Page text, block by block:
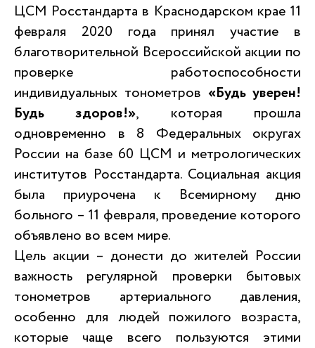
ЦСМ Росстандарта в Краснодарском крае 11
февраля 2020 года принял участие в
благотворительной Всероссийской акции по
проверке работоспособности
индивидуальных тонометров «Будь уверен!
Будь здоров!», которая прошла
одновременно в 8 Федеральных округах
России на базе 60 ЦСМ и метрологических
институтов Росстандарта. Социальная акция
была приурочена к Всемирному дню
больного – 11 февраля, проведение которого
объявлено во всем мире.
Цель акции – донести до жителей России
важность регулярной проверки бытовых
тонометров артериального давления,
особенно для людей пожилого возраста,
которые чаще всего пользуются этими